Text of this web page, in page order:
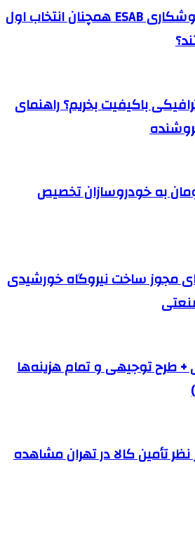
چرا محصولات جوشکاری ESAB همچنان انتخاب اول
باکیفیت بخریم؟ راهنمای
تومان به خودروسازان تخصیص
مجوز ساخت نیروگاه خورشیدی
+ طرح توجیهی و تمام هزینه‌ها
تأمین کالا در تهران مشاهده